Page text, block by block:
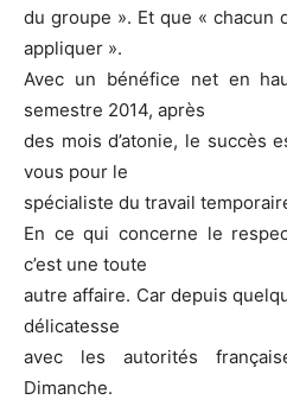
du groupe ». Et que « chacun
appliquer ».
Avec un bénéfice net en
semestre 2014, après
des mois d’atonie, le succès
vous pour le
spécialiste du travail
En ce qui concerne le
c’est une toute
autre affaire. Car depuis
délicatesse
avec les autorités
Dimanche.